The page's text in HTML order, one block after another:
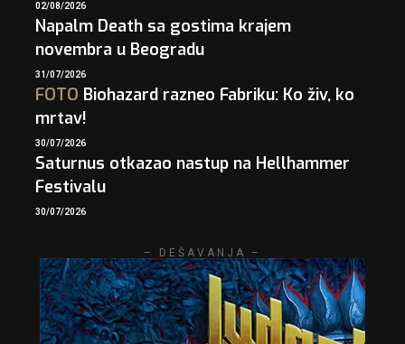
02/08/2026
Napalm Death sa gostima krajem
novembra u Beogradu
31/07/2026
FOTO Biohazard razneo Fabriku: Ko živ, ko
mrtav!
30/07/2026
Saturnus otkazao nastup na Hellhammer
Festivalu
30/07/2026
– DEŠAVANJA –